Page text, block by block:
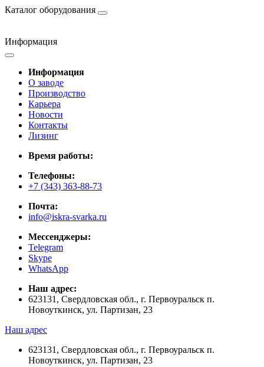
Каталог оборудования
Информация
Информация
О заводе
Производство
Карьера
Новости
Контакты
Лизинг
Время работы:
Телефоны:
+7 (343) 363-88-73
Почта:
info@iskra-svarka.ru
Мессенджеры:
Telegram
Skype
WhatsApp
Наш адрес:
623131, Свердловская обл., г. Первоуральск п.
Новоуткинск, ул. Партизан, 23
Наш адрес
623131, Свердловская обл., г. Первоуральск п.
Новоуткинск, ул. Партизан, 23